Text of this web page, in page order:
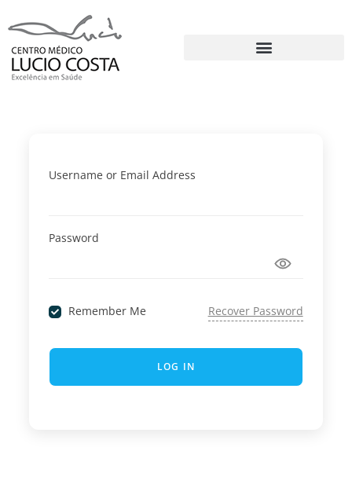
Username or Email Address
Password
Remember Me Recover Password
LOG IN